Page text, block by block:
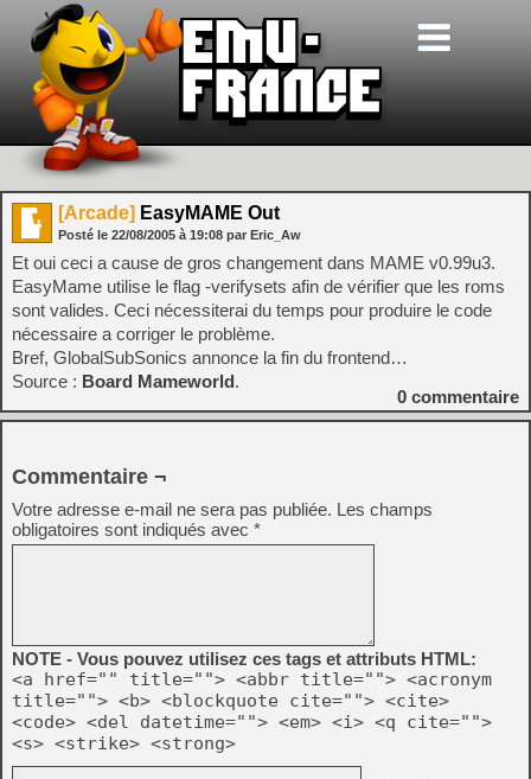
[Arcade] EasyMAME Out
Posté le 22/08/2005 à 19:08 par Eric_Aw
Et oui ceci a cause de gros changement dans MAME v0.99u3.
EasyMame utilise le flag -verifysets afin de vérifier que les roms
sont valides. Ceci nécessiterai du temps pour produire le code
nécessaire a corriger le problème.
Bref, GlobalSubSonics annonce la fin du frontend…
Source : Board Mameworld.
0 commentaire
Commentaire ¬
Votre adresse e-mail ne sera pas publiée. Les champs
obligatoires sont indiqués avec *
NOTE - Vous pouvez utilisez ces tags et attributs HTML:
<a href="" title=""> <abbr title=""> <acronym
title=""> <b> <blockquote cite=""> <cite>
<code> <del datetime=""> <em> <i> <q cite="">
<s> <strike> <strong>